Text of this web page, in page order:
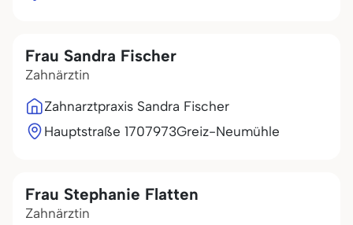
Frau Sandra Fischer
Zahnärztin
Zahnarztpraxis Sandra Fischer
Hauptstraße 1707973Greiz-Neumühle
Frau Stephanie Flatten
Zahnärztin